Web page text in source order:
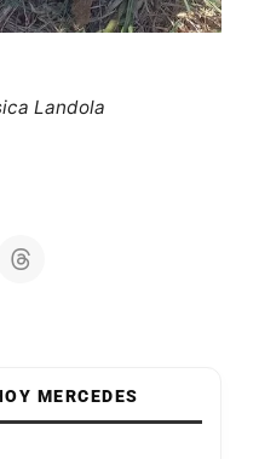
Landola
MERCEDES